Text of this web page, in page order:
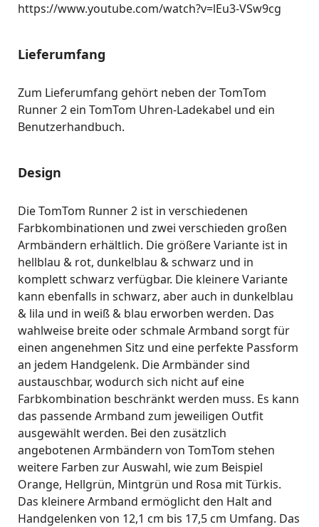
https://www.youtube.com/watch?v=lEu3-VSw9cg
Lieferumfang
Zum Lieferumfang gehört neben der TomTom
Runner 2 ein TomTom Uhren-Ladekabel und ein
Benutzerhandbuch.
Design
Die TomTom Runner 2 ist in verschiedenen
Farbkombinationen und zwei verschieden großen
Armbändern erhältlich. Die größere Variante ist in
hellblau & rot, dunkelblau & schwarz und in
komplett schwarz verfügbar. Die kleinere Variante
kann ebenfalls in schwarz, aber auch in dunkelblau
& lila und in weiß & blau erworben werden. Das
wahlweise breite oder schmale Armband sorgt für
einen angenehmen Sitz und eine perfekte Passform
an jedem Handgelenk. Die Armbänder sind
austauschbar, wodurch sich nicht auf eine
Farbkombination beschränkt werden muss. Es kann
das passende Armband zum jeweiligen Outfit
ausgewählt werden. Bei den zusätzlich
angebotenen Armbändern von TomTom stehen
weitere Farben zur Auswahl, wie zum Beispiel
Orange, Hellgrün, Mintgrün und Rosa mit Türkis.
Das kleinere Armband ermöglicht den Halt and
Handgelenken von 12,1 cm bis 17,5 cm Umfang. Das